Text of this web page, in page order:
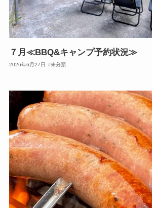
７月≪BBQ&キャンプ予約状況≫
2026年6月27日 未分類